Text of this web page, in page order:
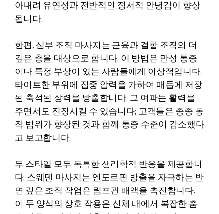
아내려 유연성과 전반적인 정서적 안녕감이 향상
됩니다.
한편, 심부 조직 마사지는 근육과 결합 조직의 더
깊은 층을 대상으로 합니다. 이 방법은 만성 통증
이나 특정 부상이 있는 사람들에게 이상적입니다.
타이트한 부위에 집중 압력을 가하여 매듭에 저장
된 축적된 장력을 방출합니다. 그 여파는 활력을
주면서도 진정시킬 수 있습니다; 고객들은 종종 동
작 범위가 향상된 것과 함께 통증 수준이 감소했다
고 보고합니다.
두 스타일 모두 독특한 생리학적 반응을 제공합니
다: 스웨덴 마사지는 엔도르핀 방출을 자극하는 반
면 깊은 조직 작업은 림프관 배액을 촉진합니다.
이 두 양식의 상호 작용은 신체 내에서 복잡한 춤